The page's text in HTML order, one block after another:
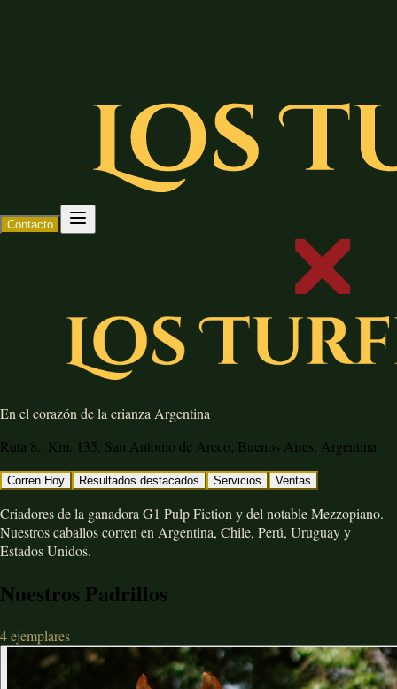
Contacto
En el corazón de la crianza Argentina
Ruta 8., Km. 135, San Antonio de Areco, Buenos Aires, Argentina
Corren Hoy Resultados destacados Servicios Ventas
Criadores de la ganadora G1 Pulp Fiction y del notable Mezzopiano.
Nuestros caballos corren en Argentina, Chile, Perú, Uruguay y
Estados Unidos.
Nuestros Padrillos
4ejemplares